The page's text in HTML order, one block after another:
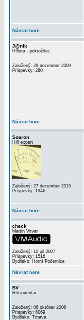
Návrat hore
J@nik
Hifista - pokročilec
Založený: 29 december 2009
Príspevky: 280
Návrat hore
Soaron
Hifi expert
Založený: 27 december 2015
Príspevky: 1946
Návrat hore
check
Martin Vitvar
Založený: 10 júl 2007
Príspevky: 1516
Bydlisko: Horní Počernice
Návrat hore
BV
Hifi inventar
Založený: 06 október 2006
Príspevky: 6069
Bydlisko: Trnava